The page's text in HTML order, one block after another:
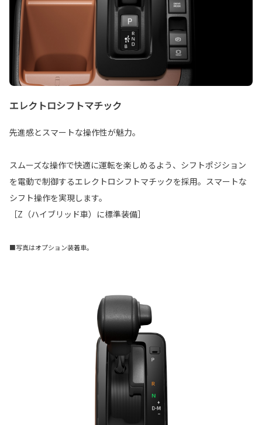
エレクトロシフトマチック
先進感とスマートな操作性が魅力。
スムーズな操作で快適に運転を楽しめるよう、シフトポジション
を電動で制御するエレクトロシフトマチックを採用。スマートな
シフト操作を実現します。
［Z（ハイブリッド車）に標準装備］
■写真はオプション装着車。